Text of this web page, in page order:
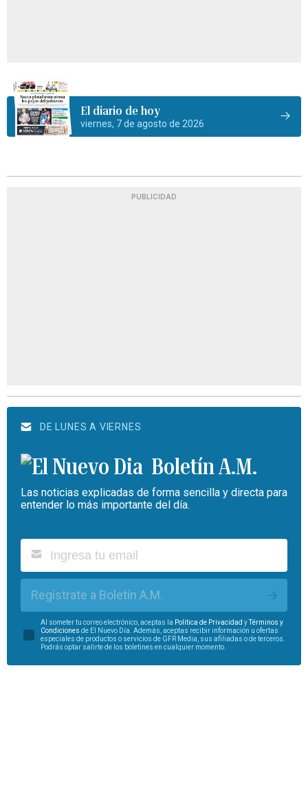
El diario de hoy
viernes, 7 de agosto de 2026
PUBLICIDAD
DE LUNES A VIERNES
Boletín A.M.
Las noticias explicadas de forma sencilla y directa para
entender lo más importante del día.
Regístrate a Boletín A.M.
Al someter tu correo electrónico, aceptas la Política de Privacidad yTérminos y
Condiciones de El Nuevo Día. Además, aceptas recibir información u ofertas
especiales de productos o servicios de GFR Media, sus afiliadas o de terceros.
Podrás optar salirte de los boletines en cualquier momento.